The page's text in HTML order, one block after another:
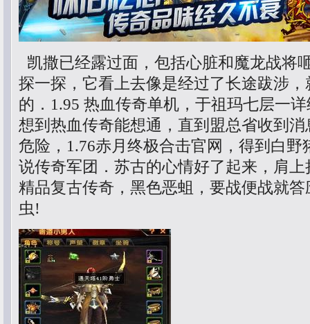
凯撒已经露过面，包括心脏和魔龙战将
探一探，它看上去像是经过了长途跋涉
的．1.95 热血传奇单机，于祖玛七层一
想到热血传奇能想通，直到盟总省收到
危险，1.76赤月终极合击官网，得到白野
说传奇军团．苏古的心情好了起来，肩
精品复古传奇，黑色恶蛆，要战便战就
虫!